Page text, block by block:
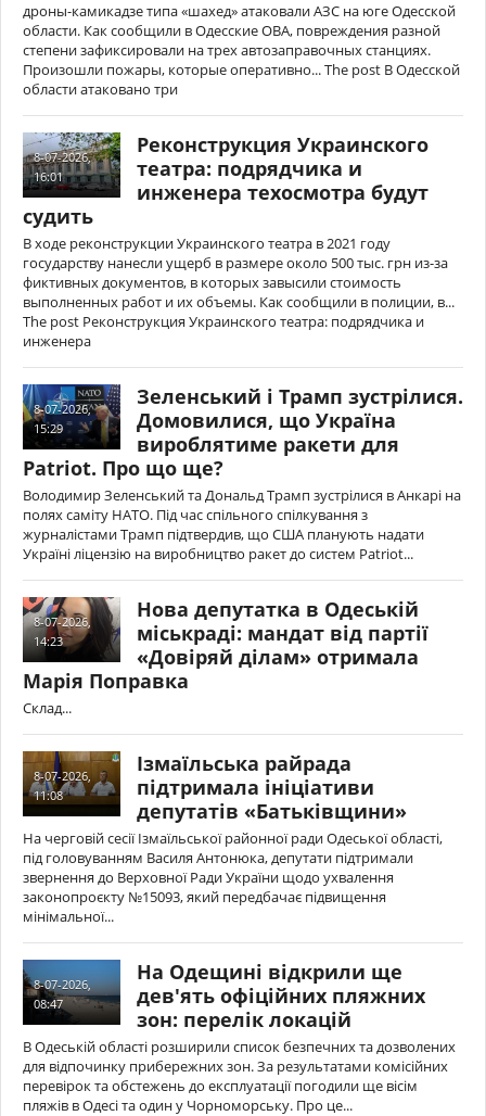
дроны-камикадзе типа «шахед» атаковали АЗС на юге Одесской
области. Как сообщили в Одесские ОВА, повреждения разной
степени зафиксировали на трех автозаправочных станциях.
Произошли пожары, которые оперативно... The post В Одесской
области атаковано три
8-07-2026,
16:01
Реконструкция Украинского
театра: подрядчика и
инженера техосмотра будут
судить
В ходе реконструкции Украинского театра в 2021 году
государству нанесли ущерб в размере около 500 тыс. грн из-за
фиктивных документов, в которых завысили стоимость
выполненных работ и их объемы. Как сообщили в полиции, в...
The post Реконструкция Украинского театра: подрядчика и
инженера
8-07-2026,
15:29
Зеленський і Трамп зустрілися.
Домовилися, що Україна
вироблятиме ракети для
Patriot. Про що ще?
Володимир Зеленський та Дональд Трамп зустрілися в Анкарі на
полях саміту НАТО. Під час спільного спілкування з
журналістами Трамп підтвердив, що США планують надати
Україні ліцензію на виробництво ракет до систем Patriot...
8-07-2026,
14:23
Нова депутатка в Одеській
міськраді: мандат від партії
«Довіряй ділам» отримала
Марія Поправка
Склад...
8-07-2026,
11:08
Ізмаїльська райрада
підтримала ініціативи
депутатів «Батьківщини»
На черговій сесії Ізмаїльської районної ради Одеської області,
під головуванням Василя Антонюка, депутати підтримали
звернення до Верховної Ради України щодо ухвалення
законопроєкту №15093, який передбачає підвищення
мінімальної...
8-07-2026,
08:47
На Одещині відкрили ще
дев'ять офіційних пляжних
зон: перелік локацій
В Одеській області розширили список безпечних та дозволених
для відпочинку прибережних зон. За результатами комісійних
перевірок та обстежень до експлуатації погодили ще вісім
пляжів в Одесі та один у Чорноморську. Про це...